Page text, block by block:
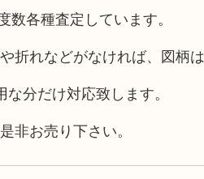
数各種査定しています。
折れなどがなければ、図柄
分だけ対応致します。
非お売り下さい。